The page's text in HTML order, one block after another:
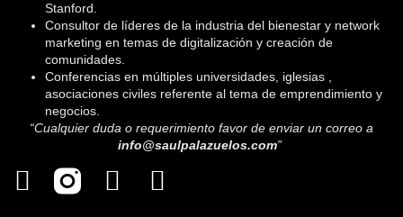
Stanford.
Consultor de líderes de la industria del bienestar y network
marketing en temas de digitalización y creación de
comunidades.
Conferencias en múltiples universidades, iglesias ,
asociaciones civiles referente al tema de emprendimiento y
negocios.
“Cualquier duda o requerimiento favor de enviar un correo a
info@saulpalazuelos.com”